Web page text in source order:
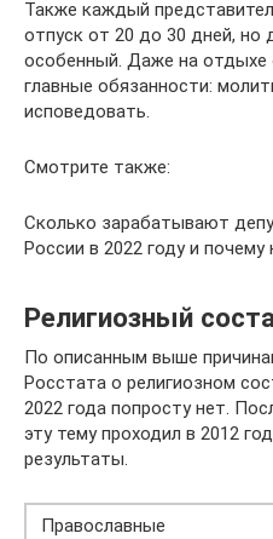
Также каждый
отпуск от 20 до 30 дней, но
особенный. Даже на
главные обязанности:
исповедовать.
Смотрите также:
Сколько зарабатывают
России в 2022 году и
Религиозный
По описанным выше
Росстата о религиозном
2022 года попросту нет.
эту тему проходил в 2012
результаты.
Православные